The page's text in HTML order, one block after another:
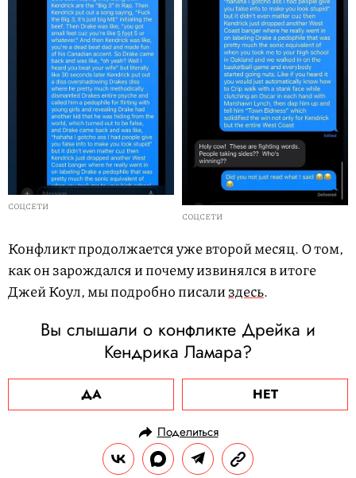
СОЦСЕТИ
СОЦСЕТИ
Конфликт продолжается уже второй месяц. О том,
как он зарождался и почему извинялся в итоге
Джей Коул, мы подробно писализдесь.
Вы слышали о конфликте Дрейка и
Кендрика Ламара?
ДА НЕТ
Поделиться